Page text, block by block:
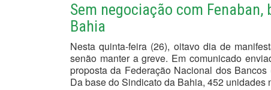
Sem negociação com
Bahia
Nesta quinta-feira (26), oitavo dia de
senão manter a greve. Em comunicado
proposta da Federação Nacional dos
Da base do Sindicato da Bahia, 452 unidades